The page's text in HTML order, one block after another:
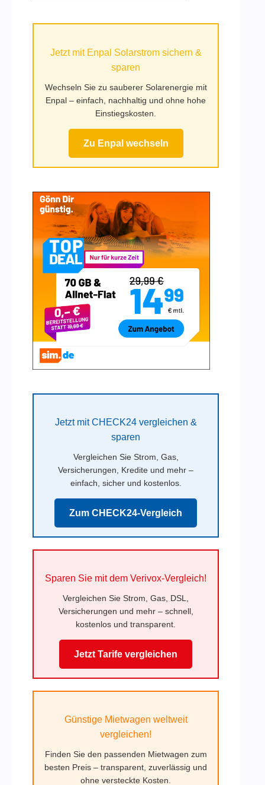
Jetzt mit Enpal Solarstrom sichern &
sparen
Wechseln Sie zu sauberer Solarenergie mit
Enpal – einfach, nachhaltig und ohne hohe
Einstiegskosten.
Zu Enpal wechseln
Jetzt mit CHECK24 vergleichen &
sparen
Vergleichen Sie Strom, Gas,
Versicherungen, Kredite und mehr –
einfach, sicher und kostenlos.
Zum CHECK24-Vergleich
Sparen Sie mit dem Verivox-Vergleich!
Vergleichen Sie Strom, Gas, DSL,
Versicherungen und mehr – schnell,
kostenlos und transparent.
Jetzt Tarife vergleichen
Günstige Mietwagen weltweit
vergleichen!
Finden Sie den passenden Mietwagen zum
besten Preis – transparent, zuverlässig und
ohne versteckte Kosten.